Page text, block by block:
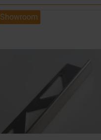
Showroom